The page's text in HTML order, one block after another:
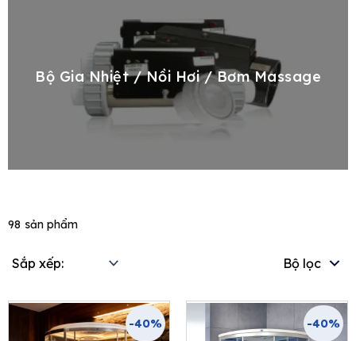
Bộ Gia Nhiệt / Nồi Hơi / Bơm Massage
98 sản phẩm
Bộ lọc
-40% -40%